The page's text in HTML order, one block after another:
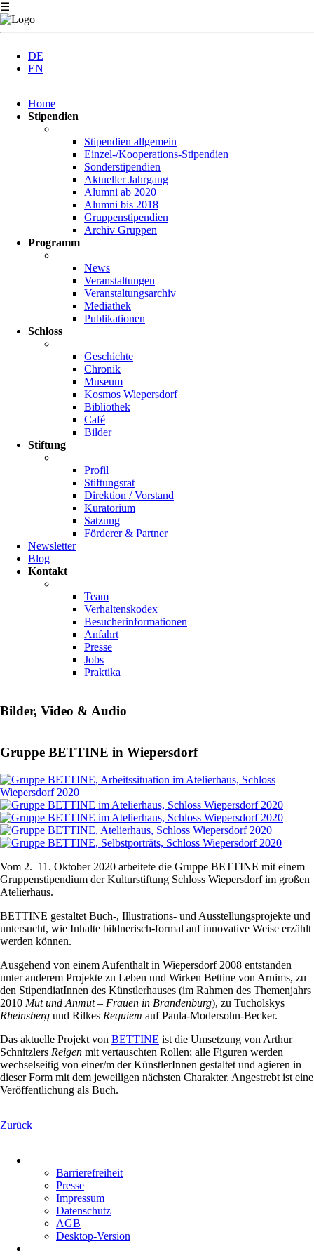
☰
DE
EN
überspringen
Home
Stipendien
Stipendien allgemein
Einzel-/Kooperations-Stipendien
Sonderstipendien
Aktueller Jahrgang
Alumni ab 2020
Alumni bis 2018
Gruppenstipendien
Archiv Gruppen
Programm
News
Veranstaltungen
Veranstaltungsarchiv
Mediathek
Publikationen
Schloss
Geschichte
Chronik
Museum
Kosmos Wiepersdorf
Bibliothek
Café
Bilder
Stiftung
Profil
Stiftungsrat
Direktion / Vorstand
Kuratorium
Satzung
Förderer & Partner
Newsletter
Blog
Kontakt
Team
Verhaltenskodex
Besucherinformationen
Anfahrt
Presse
Jobs
Praktika
Bilder, Video & Audio
Gruppe BETTINE in Wiepersdorf
Vom 2.–11. Oktober 2020 arbeitete die Gruppe BETTINE mit einem
Gruppenstipendium der Kulturstiftung Schloss Wiepersdorf im großen
Atelierhaus.
BETTINE gestaltet Buch-, Illustrations- und Ausstellungsprojekte und
untersucht, wie Inhalte bildnerisch-formal auf innovative Weise erzählt
werden können.
Ausgehend von einem Aufenthalt in Wiepersdorf 2008 entstanden
unter anderem Projekte zu Leben und Wirken Bettine von Arnims, zu
den StipendiatInnen des Künstlerhauses (im Rahmen des Themenjahrs
2010 Mut und Anmut – Frauen in Brandenburg), zu Tucholskys
Rheinsberg und Rilkes Requiem auf Paula-Modersohn-Becker.
Das aktuelle Projekt von BETTINE ist die Umsetzung von Arthur
Schnitzlers Reigen mit vertauschten Rollen; alle Figuren werden
wechselseitig von einer/m der KünstlerInnen gestaltet und agieren in
dieser Form mit dem jeweiligen nächsten Charakter. Angestrebt ist eine
Veröffentlichung als Buch.
Zurück
überspringen
Barrierefreiheit
Presse
Impressum
Datenschutz
AGB
Desktop-Version